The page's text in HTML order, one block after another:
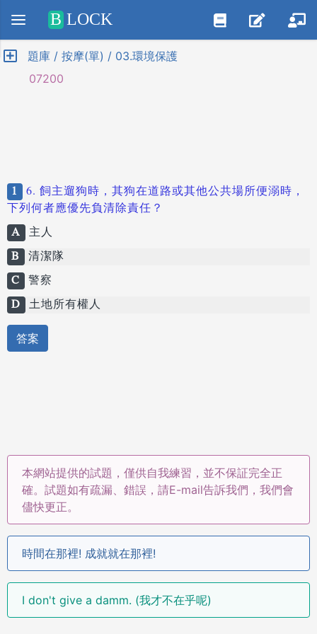
Positive SSL
B LOCK
題庫 / 按摩(單) / 03.環境保護
07200
1 6. 飼主遛狗時，其狗在道路或其他公共場所便溺時，
下列何者應優先負清除責任？
A 主人
B 清潔隊
C 警察
D 土地所有權人
答案
本網站提供的試題，僅供自我練習，並不保証完全正
確。試題如有疏漏、錯誤，請E-mail告訴我們，我們會
儘快更正。
時間在那裡! 成就就在那裡!
I don't give a damm. (我才不在乎呢)